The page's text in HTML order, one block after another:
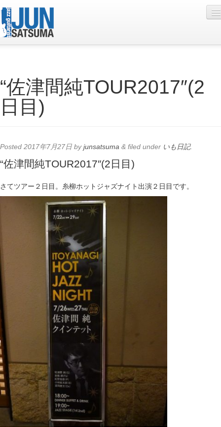
Live Schedule
Discography
Contact
“佐津間純TOUR2017″(2
日目)
Posted 2017年7月27日 byjunsatsuma & filed under いも日記.
“佐津間純TOUR2017″(2日目)
さてツアー２日目。糸柳ホットジャズナイト出演２日目です。